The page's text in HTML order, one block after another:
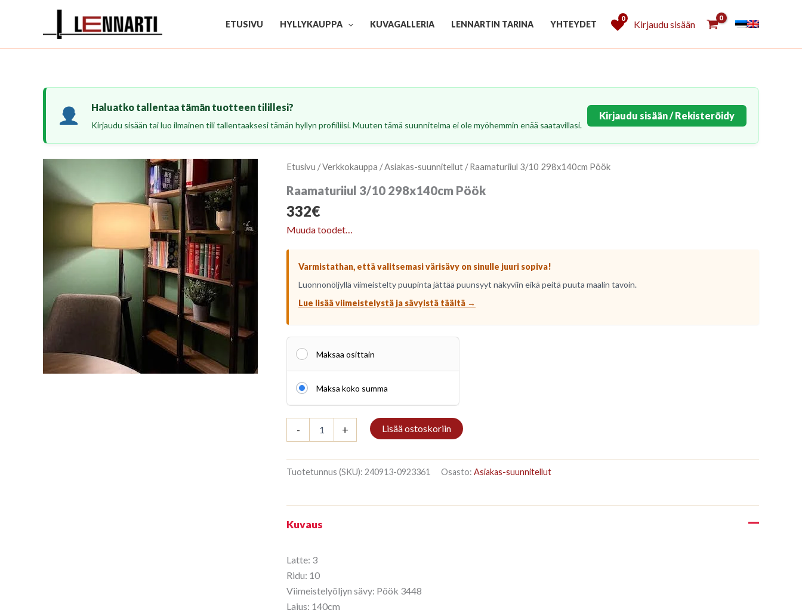
ETUSIVU HYLLYKAUPPA KUVAGALLERIA LENNARTIN TARINA YHTEYDET
0
Kirjaudu sisään
Haluatko tallentaa tämän tuotteen tilillesi?
Kirjaudu sisään tai luo ilmainen tili tallentaaksesi tämän hyllyn profiiliisi. Muuten tämä suunnitelma ei ole myöhemmin enää saatavillasi.
Kirjaudu sisään / Rekisteröidy
Etusivu /Verkkokauppa /Asiakas-suunnitellut / Raamaturiiul 3/10 298x140cm Pöök
Raamaturiiul 3/10 298x140cm Pöök
332€
Muuda toodet…
Varmistathan, että valitsemasi värisävy on sinulle juuri sopiva!
Luonnonöljyllä viimeistelty puupinta jättää puunsyyt näkyviin eikä peitä puuta maalin tavoin.
Lue lisää viimeistelystä ja sävyistä täältä →
Maksaa osittain
Maksa koko summa
-
3/10
Pöök
määrä
+ Lisää ostoskoriin
Tuotetunnus (SKU): 240913-0923361 Osasto: Asiakas-suunnitellut
Kuvaus
Latte: 3
Ridu: 10
Viimeistelyöljyn sävy: Pöök 3448
Laius: 140cm